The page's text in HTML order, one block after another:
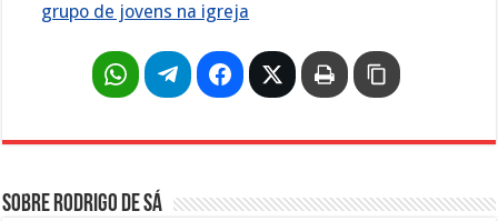
grupo de jovens na igreja
Sobre Rodrigo de Sá